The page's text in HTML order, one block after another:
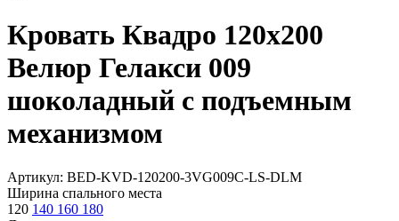
Кровать Квадро 120х200
Велюр Гелакси 009
шоколадный с подъемным
механизмом
Артикул: BED-KVD-120200-3VG009C-LS-DLM
Ширина спального места
120 140 160 180